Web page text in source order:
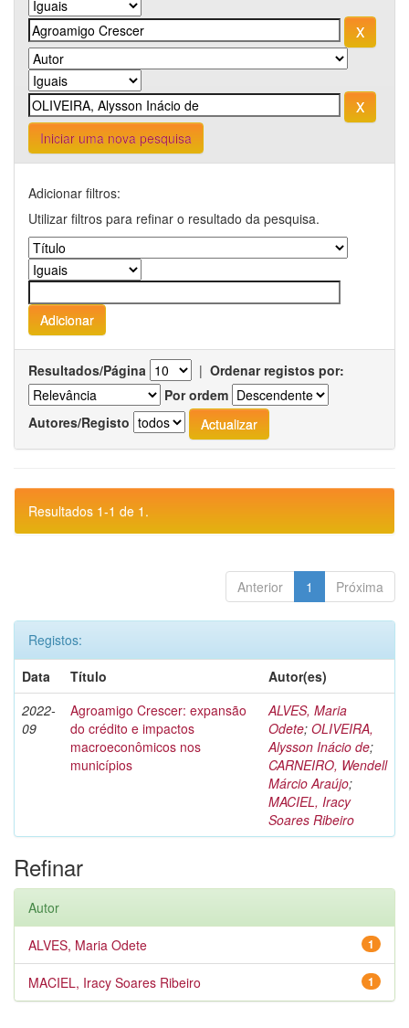
Iniciar uma nova pesquisa
Adicionar filtros:
Utilizar filtros para refinar o resultado da pesquisa.
Resultados/Página | Ordenar registos por:
Por ordem
Autores/Registo
Resultados 1-1 de 1.
Anterior 1 Próxima
Registos:
Data
Título
Autor(es)
2022-
09
Agroamigo Crescer: expansão
do crédito e impactos
macroeconômicos nos
municípios
ALVES, Maria
Odete; OLIVEIRA,
Alysson Inácio de;
CARNEIRO, Wendell
Márcio Araújo;
MACIEL, Iracy
Soares Ribeiro
Refinar
Autor
1
ALVES, Maria Odete
1
MACIEL, Iracy Soares Ribeiro